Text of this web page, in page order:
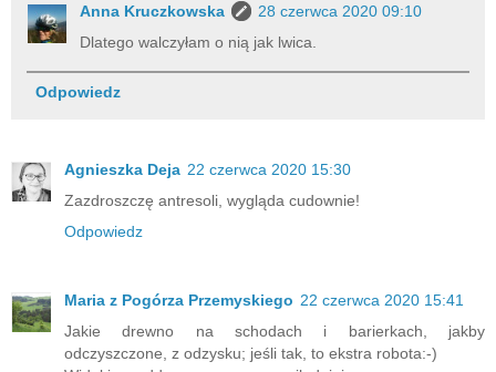
Anna Kruczkowska
28 czerwca 2020 09:10
Dlatego walczyłam o nią jak lwica.
Odpowiedz
Agnieszka Deja 22 czerwca 2020 15:30
Zazdroszczę antresoli, wygląda cudownie!
Odpowiedz
Maria z Pogórza Przemyskiego 22 czerwca 2020 15:41
Jakie drewno na schodach i barierkach, jakby
odczyszczone, z odzysku; jeśli tak, to ekstra robota:-)